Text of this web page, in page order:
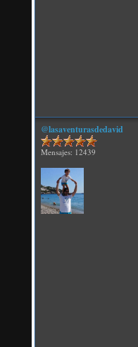
@lasaventurasdedavid
Mensajes: 12439